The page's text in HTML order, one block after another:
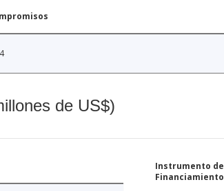
de US$)
Instrumento de
Financiamiento